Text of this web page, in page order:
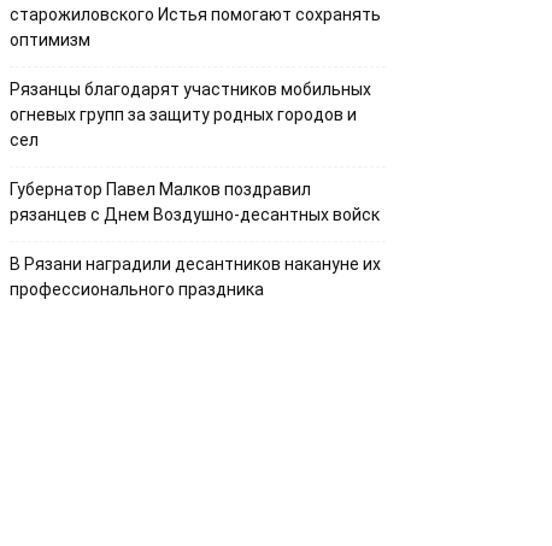
старожиловского Истья помогают сохранять
оптимизм
Рязанцы благодарят участников мобильных
огневых групп за защиту родных городов и
сел
Губернатор Павел Малков поздравил
рязанцев с Днем Воздушно-десантных войск
В Рязани наградили десантников накануне их
профессионального праздника